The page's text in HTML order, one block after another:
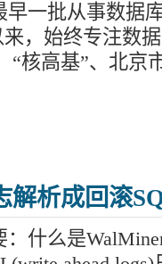
早一批从事数据
来，始终专注数
“核高基”、北
解析成回滚
：什么是